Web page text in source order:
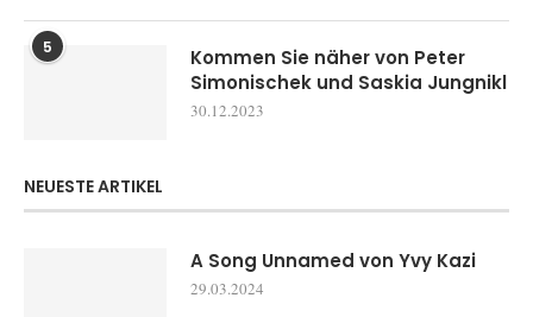
5
Kommen Sie näher von Peter
Simonischek und Saskia Jungnikl
30.12.2023
NEUESTE ARTIKEL
A Song Unnamed von Yvy Kazi
29.03.2024